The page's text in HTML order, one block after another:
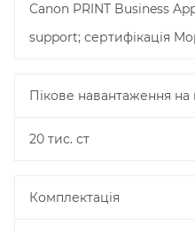
Canon PRINT Business
support; сертифікація
Пікове навантаження на
20 тис. ст
Комплектація